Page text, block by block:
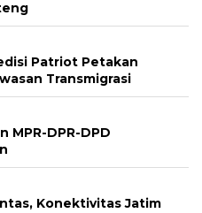
Patriot Petakan
Transmigrasi
MPR-DPR-DPD
Konektivitas Jatim